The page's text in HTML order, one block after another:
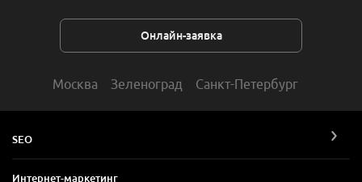
Онлайн-заявка
Москва Зеленоград Санкт-Петербург
SEO
Интернет-маркетинг